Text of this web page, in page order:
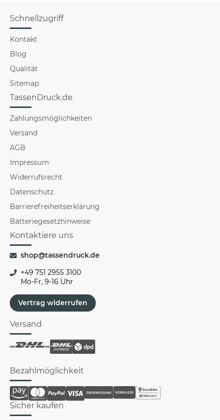
Schnellzugriff
Kontakt
Blog
Qualität
Sitemap
TassenDruck.de
Zahlungsmöglichkeiten
Versand
AGB
Impressum
Widerrufsrecht
Datenschutz
Barrierefreiheitserklärung
Batteriegesetzhinweise
Kontaktiere uns
shop@tassendruck.de
+49 751 2955 3100
Mo-Fr, 9-16 Uhr
Vertrag widerrufen
Versand
Bezahlmöglichkeit
Sicher kaufen